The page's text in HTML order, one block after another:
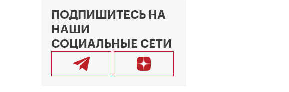
ПОДПИШИТЕСЬ НА
НАШИ
СОЦИАЛЬНЫЕ СЕТИ